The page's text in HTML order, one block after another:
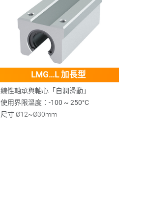
LMG...L 加長型
線性軸承與軸心「自潤滑動」
使用界限溫度：-100 ~ 250°C
尺寸 Ø12~Ø30mm